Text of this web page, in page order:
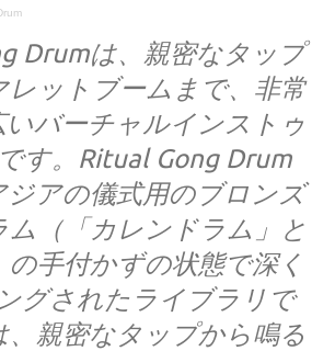
Drumは、親密なタップ
レットブームまで、非常
いバーチャルインストゥ
す。Ritual Gong Drum
ジアの儀式用のブロンズ
ム（「カレンドラム」と
の手付かずの状態で深く
グされたライブラリで
、親密なタップから鳴る